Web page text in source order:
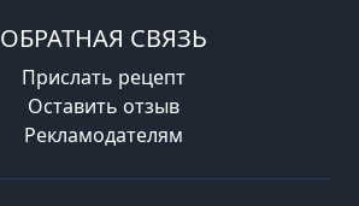
ОБРАТНАЯ СВЯЗЬ
Прислать рецепт
Оставить отзыв
Рекламодателям